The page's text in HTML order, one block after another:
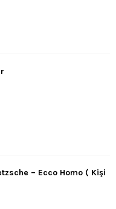
– Ecco Homo ( Kişi